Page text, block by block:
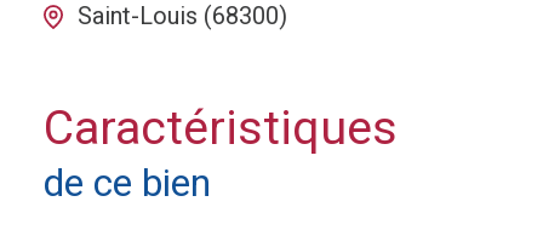
Saint-Louis (68300)
Caractéristiques
de ce bien